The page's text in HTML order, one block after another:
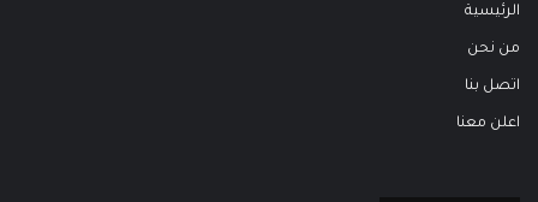
الرئيسية
من نحن
اتصل بنا
اعلن معنا